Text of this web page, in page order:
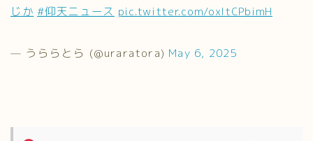
じか #仰天ニュース pic.twitter.com/oxltCPbimH
— うららとら (@uraratora) May 6, 2025